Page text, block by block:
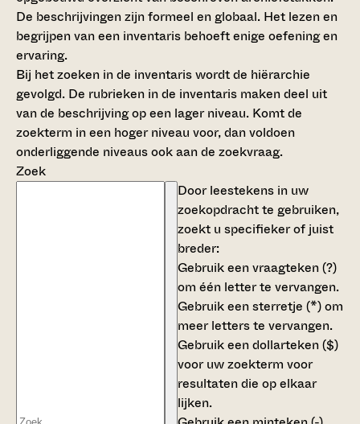
De beschrijvingen zijn formeel en globaal. Het lezen en
begrijpen van een inventaris behoeft enige oefening en
ervaring.
Bij het zoeken in de inventaris wordt de hiërarchie
gevolgd. De rubrieken in de inventaris maken deel uit
van de beschrijving op een lager niveau. Komt de
zoekterm in een hoger niveau voor, dan voldoen
onderliggende niveaus ook aan de zoekvraag.
Zoek
Door leestekens in uw
zoekopdracht te gebruiken,
zoekt u specifieker of juist
breder:
Gebruik eenvraagteken (?)
om één letter te vervangen.
Gebruik eensterretje (*)om
meer letters te vervangen.
Gebruik eendollarteken ($)
voor uw zoekterm voor
resultaten die op elkaar
lijken.